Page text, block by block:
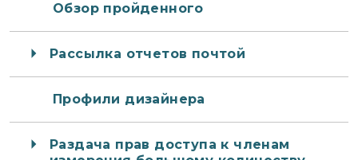
Обзор пройденного
Рассылка отчетов почтой
Профили дизайнера
Раздача прав доступа к членам